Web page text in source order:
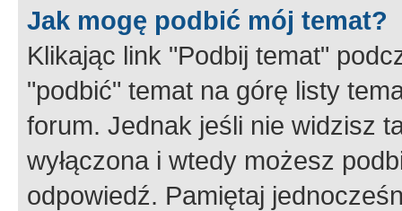
Jak mogę podbić mój temat?
Klikając link "Podbij temat"
"podbić" temat na górę listy
forum. Jednak jeśli nie widzisz
wyłączona i wtedy możesz
odpowiedź. Pamiętaj